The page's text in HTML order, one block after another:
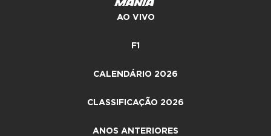
AO VIVO
F1
CALENDÁRIO 2026
CLASSIFICAÇÃO 2026
ANOS ANTERIORES